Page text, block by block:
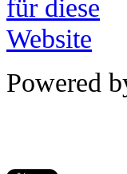
Powered